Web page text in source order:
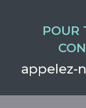
POUR
appelez-